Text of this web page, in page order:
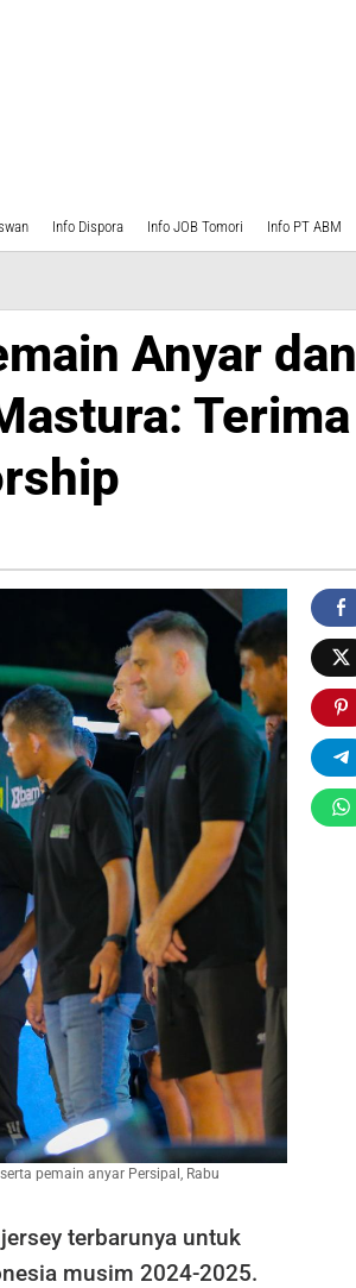
Info Dispora Info JOB Tomori Info PT ABM
Anyar dan
Terima
pemain anyar Persipal, Rabu
terbarunya untuk
musim 2024-2025.